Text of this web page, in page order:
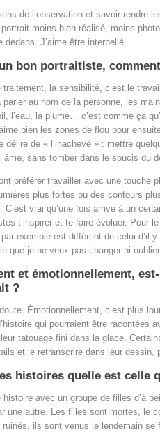
de l’observation et savoir rendre
moins bien réalisé, moins
dedans. J’aime être interpellé.
bon portraitiste,
traitement, la sensibilité, c’est le
parler au nom de la personne, les
l’eau, la plume… c’est comme ça
bien les zones de flou pour
délire de « l’inachevé » : mettre
sans tomber dans le soucis
préférer travailler avec une touche
plus fortes ou des contours
C’est vrai qu’une fois arrivé à un
t’inspirer et te faire évoluer. Pour
par exemple est différent de celui
que je ne veux pas changer ni
et émotionnellement,
?
Émotionnellement, c’est plus
qui pourraient être racontées
tatouage fini dans la glace.
et le retranscrire dans leur dessin,
histoires quelle est celle
histoire avec un groupe de filles d’à
une autre. Les filles sont mortes, le
ruinés, ils sont venus le lendemain